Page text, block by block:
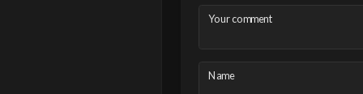
Your comment
Name